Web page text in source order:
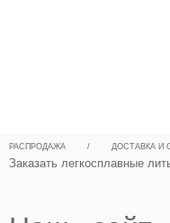
РАСПРОДАЖА / ДОСТАВКА И
Заказать легкосплавные